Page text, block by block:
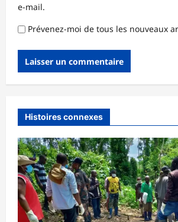
e-mail.
Prévenez-moi de tous les nouveaux
Histoires connexes